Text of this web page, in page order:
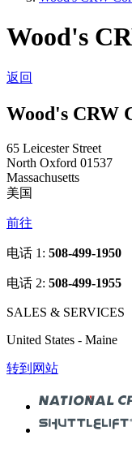
Wood's
返回
Wood's CRW
65 Leicester Street
North Oxford 01537
Massachusetts
美国
前往
电话 1: 508-499-1950
电话 2: 508-499-1955
SALES & SERVICES
United States - Maine
转到网站